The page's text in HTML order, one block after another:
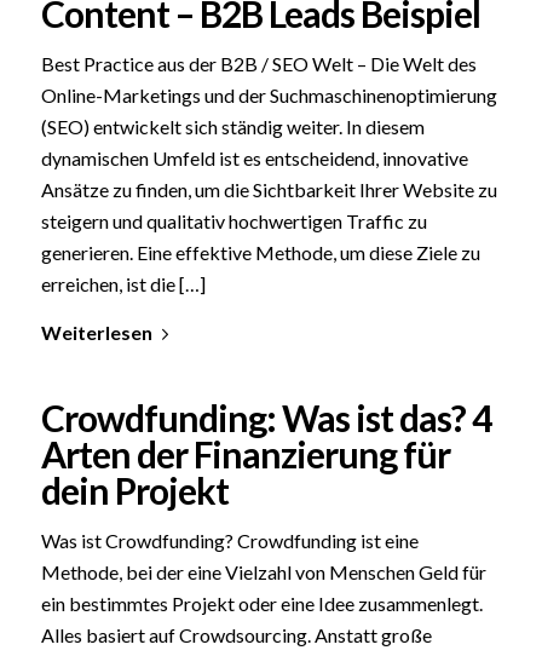
Content – B2B Leads Beispiel
Best Practice aus der B2B / SEO Welt – Die Welt des
Online-Marketings und der Suchmaschinenoptimierung
(SEO) entwickelt sich ständig weiter. In diesem
dynamischen Umfeld ist es entscheidend, innovative
Ansätze zu finden, um die Sichtbarkeit Ihrer Website zu
steigern und qualitativ hochwertigen Traffic zu
generieren. Eine effektive Methode, um diese Ziele zu
erreichen, ist die […]
Weiterlesen
Crowdfunding: Was ist das? 4
Arten der Finanzierung für
dein Projekt
Was ist Crowdfunding? Crowdfunding ist eine
Methode, bei der eine Vielzahl von Menschen Geld für
ein bestimmtes Projekt oder eine Idee zusammenlegt.
Alles basiert auf Crowdsourcing. Anstatt große